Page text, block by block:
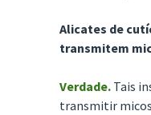
Alicates de
transmitem
Verdade. Tais
transmitir